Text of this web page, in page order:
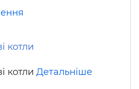
котли
котли Детальніше